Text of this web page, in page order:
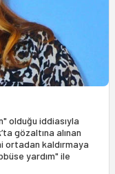
olduğu iddiasıyla
gözaltına alınan
ortadan kaldırmaya
yardım" ile